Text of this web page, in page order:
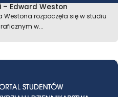
– Edward Weston
rozpoczęła się w studiu
w...